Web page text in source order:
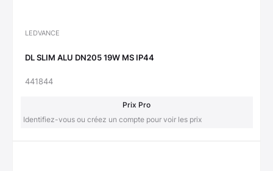
LEDVANCE
DL SLIM ALU DN205 19W MS IP44
441844
Prix Pro
Identifiez-vous ou créez un compte pour voir les prix